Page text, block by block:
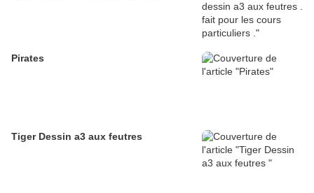
Pirates
Tiger Dessin a3 aux feutres